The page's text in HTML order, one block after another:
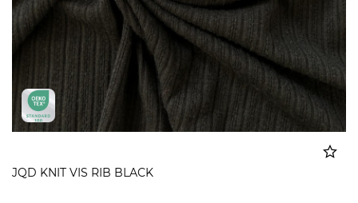
JQD KNIT VIS RIB BLACK